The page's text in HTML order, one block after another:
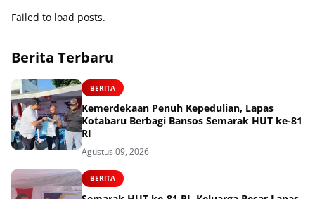
Failed to load posts.
Berita Terbaru
BERITA
Kemerdekaan Penuh Kepedulian, Lapas
Kotabaru Berbagi Bansos Semarak HUT ke-81
RI
Agustus 09, 2026
BERITA